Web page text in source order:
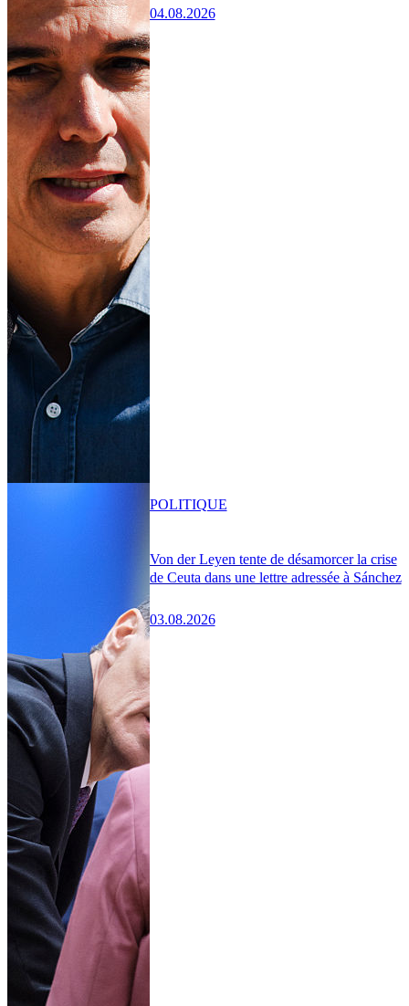
04.08.2026
Von der Leyen tente de désamorcer la crise
de Ceuta dans une lettre adressée à Sánchez
03.08.2026
POLITIQUE